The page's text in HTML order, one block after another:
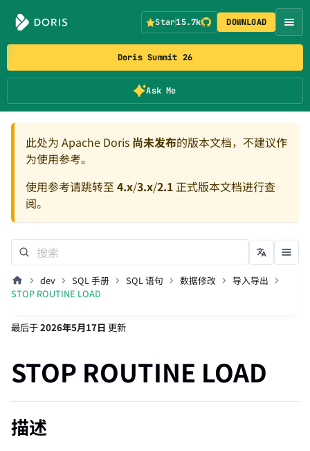
Doris Summit 26
Ask Me
Star15.7k DOWNLOAD
此处为 Apache Doris 尚未发布的版本文档，不建议作
为使用参考。
使用参考请跳转至 4.x/3.x/2.1正式版本文档进行查
阅。
dev SQL 手册 SQL 语句 数据修改
导入导出
STOP ROUTINE LOAD
最后于2026年5月17日 更新
STOP ROUTINE LOAD
描述